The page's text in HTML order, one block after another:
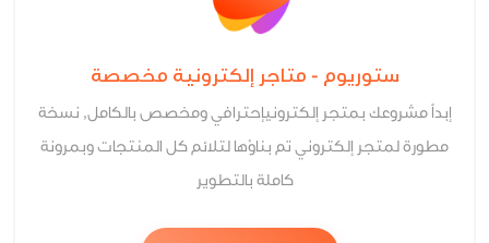
ستوريوم - متاجر إلكترونية مخصصة
إبدأ مشروعك بمتجر إلكترونيإحترافي ومخصص بالكامل, نسخة
مطورة لمتجر إلكتروني تم بناؤها لتلائم كل المنتجات وبمرونة
كاملة بالتطوير